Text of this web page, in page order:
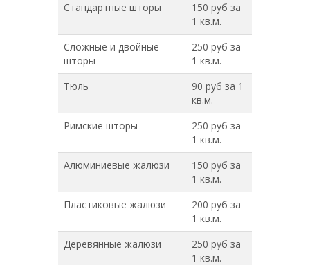
Стандартные шторы
150 руб за
1 кв.м.
Сложные и двойные
шторы
250 руб за
1 кв.м.
Тюль
90 руб за 1
кв.м.
Римские шторы
250 руб за
1 кв.м.
Алюминиевые жалюзи
150 руб за
1 кв.м.
Пластиковые жалюзи
200 руб за
1 кв.м.
Деревянные жалюзи
250 руб за
1 кв.м.